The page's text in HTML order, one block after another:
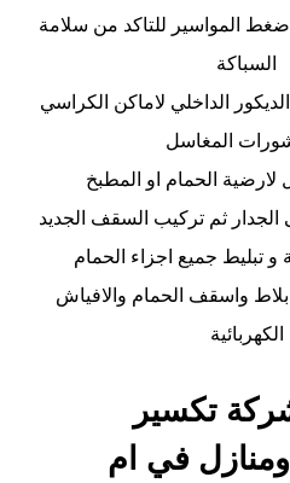
المواسير للتاكد من سلامة
السباكة
الداخلي لاماكن الكراسي
المغاسل
لارضية الحمام او المطبخ
الجدار ثم تركيب السقف الجديد
و تبليط جميع اجزاء الحمام
واسقف الحمام والافياش
الكهربائية
تكسير
في ام